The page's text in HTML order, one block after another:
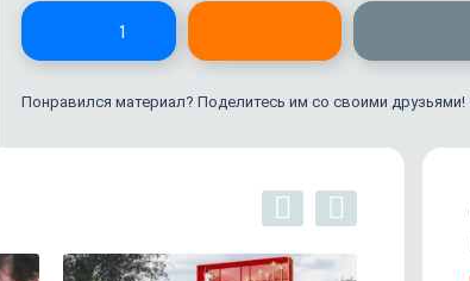
1
Понравился материал? Поделитесь им со своими друзьями!